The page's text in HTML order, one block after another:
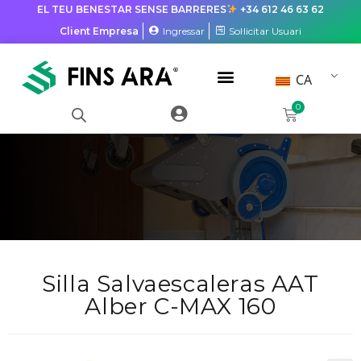
EL TEU BENESTAR SENSE BARRERES
+34 612 46 63 62
Client Empresa
Ingressar Sol·licitar Usuari
CA
0
Silla Salvaescaleras AAT
Alber C-MAX 160